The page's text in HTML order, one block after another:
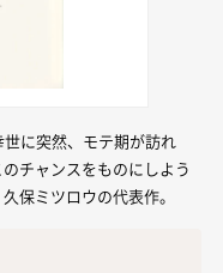
に突然、モテ期が訪れ
チャンスをものにしよう
保ミツロウの代表作。